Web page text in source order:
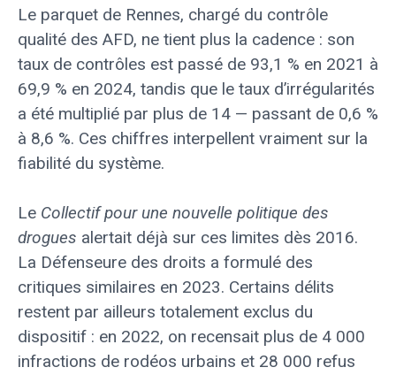
Le parquet de Rennes, chargé du contrôle
qualité des AFD, ne tient plus la cadence : son
taux de contrôles est passé de 93,1 % en 2021 à
69,9 % en 2024, tandis que le taux d’irrégularités
a été multiplié par plus de 14 — passant de 0,6 %
à 8,6 %. Ces chiffres interpellent vraiment sur la
fiabilité du système.
Le Collectif pour une nouvelle politique des
drogues alertait déjà sur ces limites dès 2016.
La Défenseure des droits a formulé des
critiques similaires en 2023. Certains délits
restent par ailleurs totalement exclus du
dispositif : en 2022, on recensait plus de 4 000
infractions de rodéos urbains et 28 000 refus